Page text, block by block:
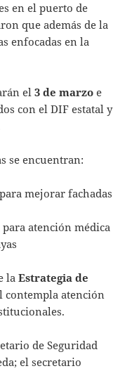
en el puerto de
que además de la
enfocadas en la
el3 de marzo e
con el DIF estatal y
se encuentran:
mejorar fachadas
atención médica
laEstrategia de
contempla atención
de Seguridad
el secretario